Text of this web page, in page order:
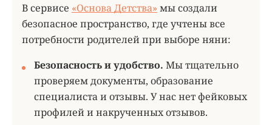
В сервисе «Основа Детства» мы создали
безопасное пространство, где учтены все
потребности родителей при выборе няни:
Безопасность и удобство. Мы тщательно
проверяем документы, образование
специалиста и отзывы. У нас нет фейковых
профилей и накрученных отзывов.